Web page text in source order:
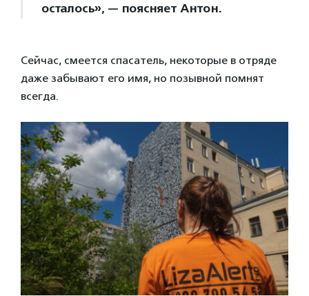
осталось», — поясняет Антон.
Сейчас, смеется спасатель, некоторые в отряде
даже забывают его имя, но позывной помнят
всегда.